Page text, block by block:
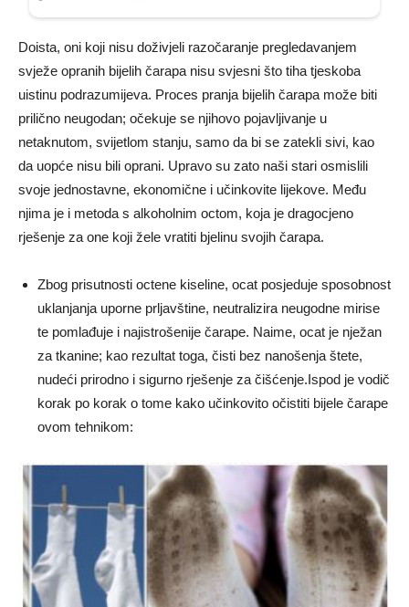
Doista, oni koji nisu doživjeli razočaranje pregledavanjem
svježe opranih bijelih čarapa nisu svjesni što tiha tjeskoba
uistinu podrazumijeva. Proces pranja bijelih čarapa može biti
prilično neugodan; očekuje se njihovo pojavljivanje u
netaknutom, svijetlom stanju, samo da bi se zatekli sivi, kao
da uopće nisu bili oprani. Upravo su zato naši stari osmislili
svoje jednostavne, ekonomične i učinkovite lijekove. Među
njima je i metoda s alkoholnim octom, koja je dragocjeno
rješenje za one koji žele vratiti bjelinu svojih čarapa.
Zbog prisutnosti octene kiseline, ocat posjeduje sposobnost
uklanjanja uporne prljavštine, neutralizira neugodne mirise
te pomlađuje i najistrošenije čarape. Naime, ocat je nježan
za tkanine; kao rezultat toga, čisti bez nanošenja štete,
nudeći prirodno i sigurno rješenje za čišćenje.Ispod je vodič
korak po korak o tome kako učinkovito očistiti bijele čarape
ovom tehnikom: